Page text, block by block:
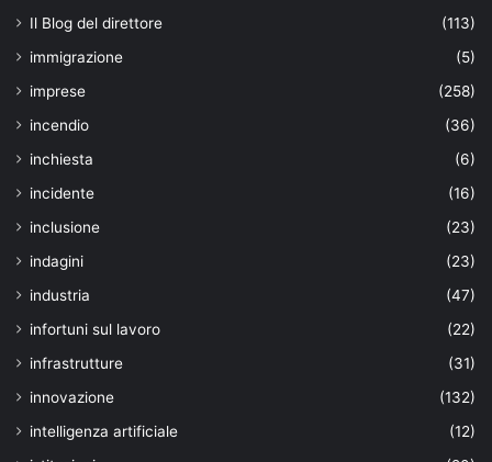
Il Blog del direttore
(113)
immigrazione
(5)
imprese
(258)
incendio
(36)
inchiesta
(6)
incidente
(16)
inclusione
(23)
indagini
(23)
industria
(47)
infortuni sul lavoro
(22)
infrastrutture
(31)
innovazione
(132)
intelligenza artificiale
(12)